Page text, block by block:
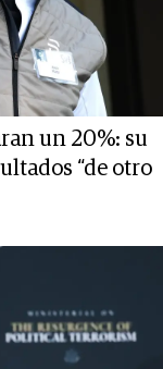
un 20%: su
“de otro